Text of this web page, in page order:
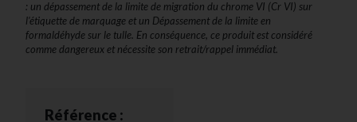
: un dépassement de la limite de migration du chrome VI (Cr VI) sur
l'étiquette de marquage et un Dépassement de la limite en
formaldéhyde sur le tulle. En conséquence, ce produit est considéré
comme dangereux et nécessite son retrait/rappel immédiat.
Référence :